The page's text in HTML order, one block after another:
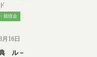
競技会
16日
ル－